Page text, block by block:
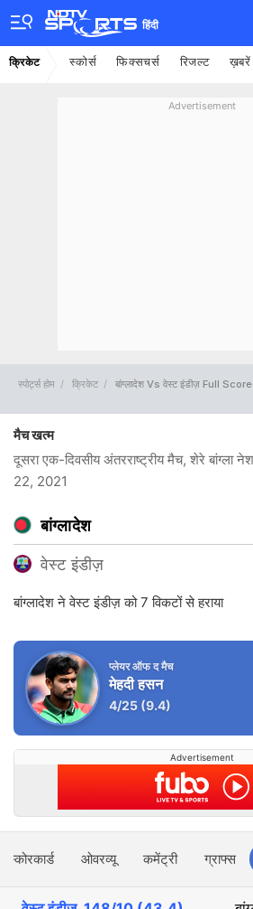
हिंदी
क्रिकेट स्कोर्स फिक्सचर्स रिजल्ट ख़बरें
Advertisement
स्पोर्ट्स होम क्रिकेट बांग्लादेश Vs वेस्ट इंडीज़ Full
मैच खत्म
दूसरा एक-दिवसीय अंतरराष्ट्रीय मैच, शेरे बांग्ला
22, 2021
बांग्लादेश
वेस्ट इंडीज़
बांग्लादेश ने वेस्ट इंडीज़ को 7 विकटों से हराया
प्लेयर ऑफ द मैच
मेहदी हसन
4/25 (9.4)
Advertisement
स्कोरकार्ड ओवरव्यू कमेंट्री ग्राफ्स